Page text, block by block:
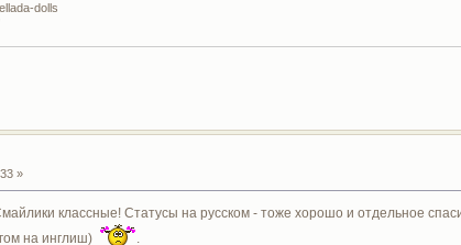
dolls
»
классные! Статусы на русском - тоже хорошо и отдельное
на инглиш)
.